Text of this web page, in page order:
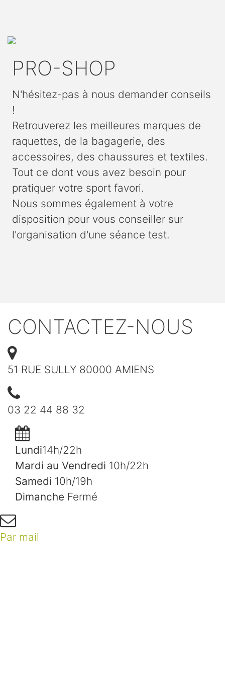
PRO-SHOP
N'hésitez-pas à nous demander conseils
!
Retrouverez les meilleures marques de
raquettes, de la bagagerie, des
accessoires, des chaussures et textiles.
Tout ce dont vous avez besoin pour
pratiquer votre sport favori.
Nous sommes également à votre
disposition pour vous conseiller sur
l'organisation d'une séance test.
CONTACTEZ-NOUS
51 RUE SULLY 80000 AMIENS
03 22 44 88 32
Lundi14h/22h
Mardi au Vendredi 10h/22h
Samedi 10h/19h
Dimanche Fermé
Par mail